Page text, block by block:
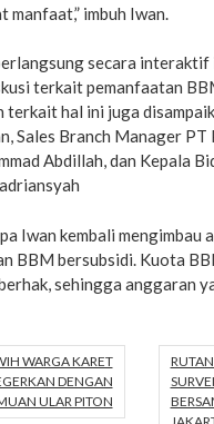
manfaat,” imbuh Iwan.
secara
terkait pemanfaatan
terkait hal ini juga
Sales Branch Manager
Abdillah, dan Kepala
Iwan kembali mengimbau
BBM bersubsidi. Kuota
sehingga anggaran
WARGA KARET
DENGAN
ULAR PITON